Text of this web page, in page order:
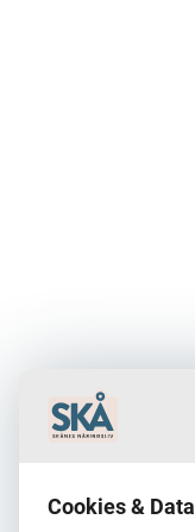
Cookies & Data